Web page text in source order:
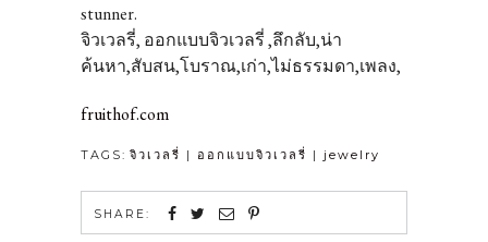
stunner.
จิวเวลรี่, ออกแบบจิวเวลรี่ ,ลึกลับ,น่า
ค้นหา,สับสน,โบราณ,เก่า,ไม่ธรรมดา,เพลง,
fruithof.com
TAGS: จิวเวลรี่ | ออกแบบจิวเวลรี่ | jewelry
SHARE: